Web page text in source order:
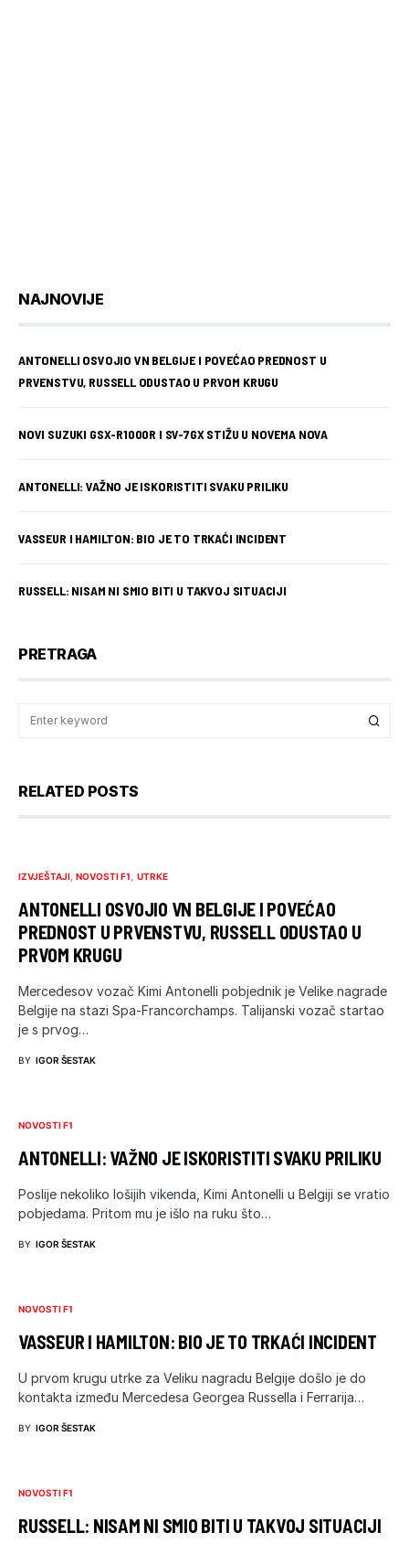
NAJNOVIJE
ANTONELLI OSVOJIO VN BELGIJE I POVEĆAO PREDNOST U
PRVENSTVU, RUSSELL ODUSTAO U PRVOM KRUGU
NOVI SUZUKI GSX-R1000R I SV-7GX STIŽU U NOVEMA NOVA
ANTONELLI: VAŽNO JE ISKORISTITI SVAKU PRILIKU
VASSEUR I HAMILTON: BIO JE TO TRKAĆI INCIDENT
RUSSELL: NISAM NI SMIO BITI U TAKVOJ SITUACIJI
PRETRAGA
RELATED POSTS
IZVJEŠTAJI NOVOSTI F1 UTRKE
ANTONELLI OSVOJIO VN BELGIJE I POVEĆAO
PREDNOST U PRVENSTVU, RUSSELL ODUSTAO U
PRVOM KRUGU
Mercedesov vozač Kimi Antonelli pobjednik je Velike nagrade
Belgije na stazi Spa-Francorchamps. Talijanski vozač startao
je s prvog…
BY IGOR ŠESTAK
NOVOSTI F1
ANTONELLI: VAŽNO JE ISKORISTITI SVAKU PRILIKU
Poslije nekoliko lošijih vikenda, Kimi Antonelli u Belgiji se vratio
pobjedama. Pritom mu je išlo na ruku što…
BY IGOR ŠESTAK
NOVOSTI F1
VASSEUR I HAMILTON: BIO JE TO TRKAĆI INCIDENT
U prvom krugu utrke za Veliku nagradu Belgije došlo je do
kontakta između Mercedesa Georgea Russella i Ferrarija…
BY IGOR ŠESTAK
NOVOSTI F1
RUSSELL: NISAM NI SMIO BITI U TAKVOJ SITUACIJI